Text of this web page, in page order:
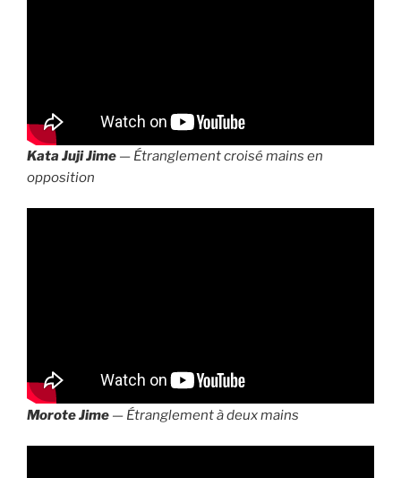
Kata Juji Jime — Étranglement croisé mains en
opposition
Morote Jime — Étranglement à deux mains